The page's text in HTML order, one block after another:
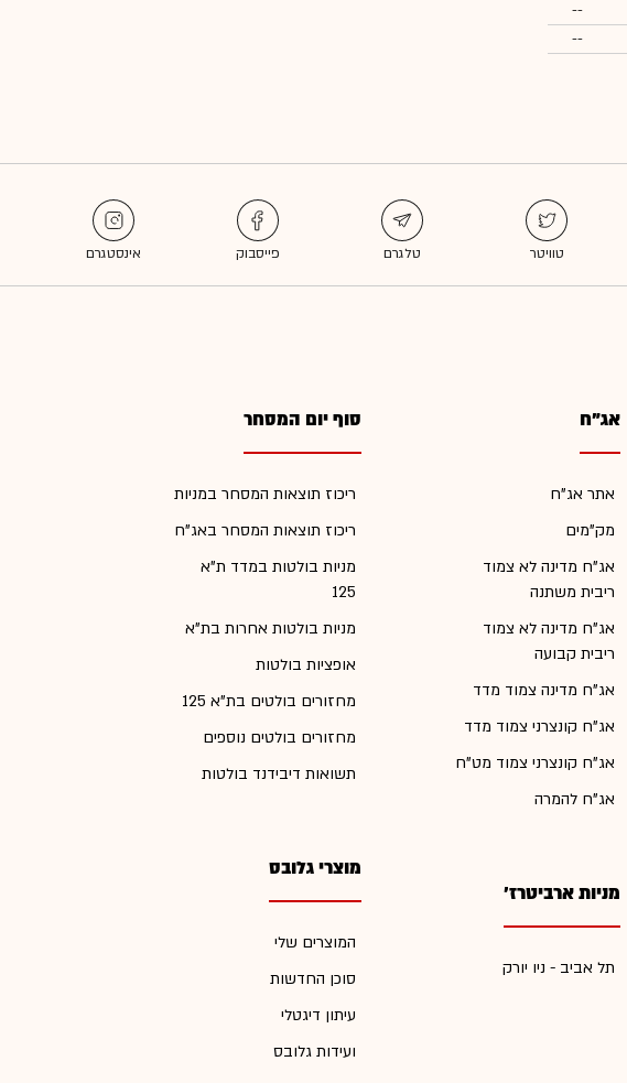
--
--
אג"ח
אתר אג"ח
מק"מים
אג"ח מדינה לא צמוד
ריבית משתנה
אג"ח מדינה לא צמוד
ריבית קבועה
אג"ח מדינה צמוד מדד
אג"ח קונצרני צמוד מדד
אג"ח קונצרני צמוד מט"ח
אג"ח להמרה
מניות ארביטרז'
תל אביב - ניו יורק
סוף יום המסחר
ריכוז תוצאות המסחר במניות
ריכוז תוצאות המסחר באג"ח
מניות בולטות במדד ת"א
125
מניות בולטות אחרות בת"א
אופציות בולטות
מחזורים בולטים בת"א 125
מחזורים בולטים נוספים
תשואות דיבידנד בולטות
מוצרי גלובס
המוצרים שלי
סוכן החדשות
עיתון דיגטלי
ועידות גלובס